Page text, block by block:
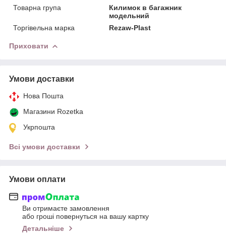
Товарна група
Килимок в багажник
модельний
Торгівельна марка
Rezaw-Plast
Приховати
Умови доставки
Нова Пошта
Магазини Rozetka
Укрпошта
Всі умови доставки
Умови оплати
Ви отримаєте замовлення
або гроші повернуться на вашу картку
Детальніше